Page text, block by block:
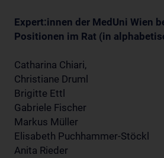
Expert:innen der MedUni Wien
Positionen im Rat (in
Catharina Chiari,
Christiane Druml
Brigitte Ettl
Gabriele Fischer
Markus Müller
Elisabeth Puchhammer-Stöckl
Anita Rieder